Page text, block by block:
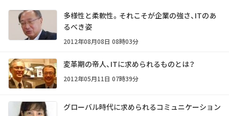
多様性と柔軟性。それこそが企業の強さ、ITのあ
るべき姿
2012年08月08日 08時03分
変革期の帝人、ITに求められるものとは？
2012年05月11日 07時39分
グローバル時代に求められるコミュニケーション